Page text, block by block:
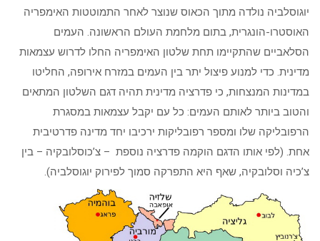
יוגוסלביה נולדה מתוך הכאוס שנוצר לאחר התמוטטות האימפריה
האוסטרו-הונגרית, בתום מלחמת העולם הראשונה. העמים
הסלאביים שהתקיימו תחת שלטון האימפריה החלו לדרוש עצמאות
מדינית. כדי למנוע פיצול יתר בין העמים במזרח אירופה, החליטו
במדינות המנצחות, כי פדרציה מדינית תהיה דגם השלטון המתאים
והטוב ביותר לאותם העמים: כל עם יקבל עצמאות במסגרת
הרפובליקה שלו ומספר רפובליקות ירכיבו יחד מדינה פדרטיבית
אחת. (לפי אותו הדגם הוקמה פדרציה נוספת – צ’כוסלובקיה – בין
צ’כיה וסלובקיה, שאף היא התפרקה סמוך לפירוק יוגוסלביה).